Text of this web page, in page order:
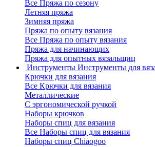
Все Пряжа по сезону
Летняя пряжа
Зимняя пряжа
Пряжа по опыту вязания
Все Пряжа по опыту вязания
Пряжа для начинающих
Пряжа для опытных вязальщиц
Инструменты Инструменты для
Крючки для вязания
Все Крючки для вязания
Металлические
С эргономической ручкой
Наборы крючков
Наборы спиц для вязания
Все Наборы спиц для вязания
Наборы спиц Chiaogoo